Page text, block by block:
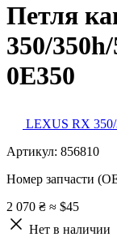
Петля
350/
0E350
LEXUS RX 350/
Артикул: 856810
Номер запчасти
2 070 ₴ ≈ $45
Нет в наличии